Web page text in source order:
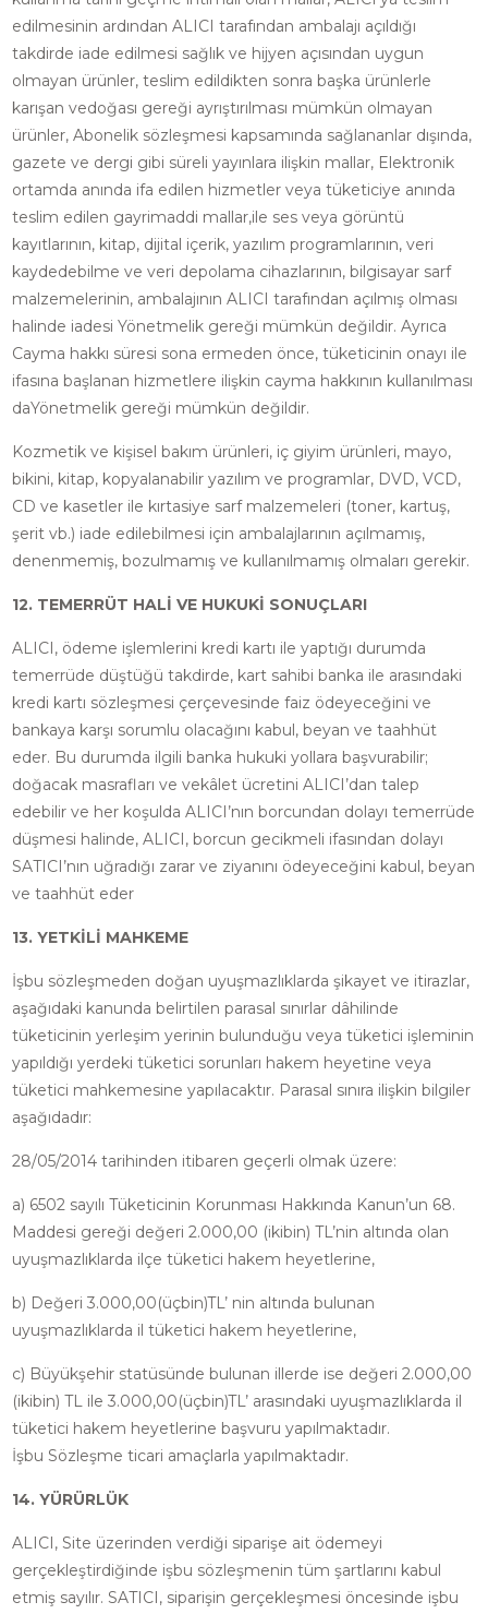
edilmesinin ardından ALICI tarafından ambalajı açıldığı
takdirde iade edilmesi sağlık ve hijyen açısından uygun
olmayan ürünler, teslim edildikten sonra başka ürünlerle
karışan vedoğası gereği ayrıştırılması mümkün olmayan
ürünler, Abonelik sözleşmesi kapsamında sağlananlar dışında,
gazete ve dergi gibi süreli yayınlara ilişkin mallar, Elektronik
ortamda anında ifa edilen hizmetler veya tüketiciye anında
teslim edilen gayrimaddi mallar,ile ses veya görüntü
kayıtlarının, kitap, dijital içerik, yazılım programlarının, veri
kaydedebilme ve veri depolama cihazlarının, bilgisayar sarf
malzemelerinin, ambalajının ALICI tarafından açılmış olması
halinde iadesi Yönetmelik gereği mümkün değildir. Ayrıca
Cayma hakkı süresi sona ermeden önce, tüketicinin onayı ile
ifasına başlanan hizmetlere ilişkin cayma hakkının kullanılması
daYönetmelik gereği mümkün değildir.
Kozmetik ve kişisel bakım ürünleri, iç giyim ürünleri, mayo,
bikini, kitap, kopyalanabilir yazılım ve programlar, DVD, VCD,
CD ve kasetler ile kırtasiye sarf malzemeleri (toner, kartuş,
şerit vb.) iade edilebilmesi için ambalajlarının açılmamış,
denenmemiş, bozulmamış ve kullanılmamış olmaları gerekir.
12. TEMERRÜT HALİ VE HUKUKİ SONUÇLARI
ALICI, ödeme işlemlerini kredi kartı ile yaptığı durumda
temerrüde düştüğü takdirde, kart sahibi banka ile arasındaki
kredi kartı sözleşmesi çerçevesinde faiz ödeyeceğini ve
bankaya karşı sorumlu olacağını kabul, beyan ve taahhüt
eder. Bu durumda ilgili banka hukuki yollara başvurabilir;
doğacak masrafları ve vekâlet ücretini ALICI’dan talep
edebilir ve her koşulda ALICI’nın borcundan dolayı temerrüde
düşmesi halinde, ALICI, borcun gecikmeli ifasından dolayı
SATICI’nın uğradığı zarar ve ziyanını ödeyeceğini kabul, beyan
ve taahhüt eder
13. YETKİLİ MAHKEME
İşbu sözleşmeden doğan uyuşmazlıklarda şikayet ve itirazlar,
aşağıdaki kanunda belirtilen parasal sınırlar dâhilinde
tüketicinin yerleşim yerinin bulunduğu veya tüketici işleminin
yapıldığı yerdeki tüketici sorunları hakem heyetine veya
tüketici mahkemesine yapılacaktır. Parasal sınıra ilişkin bilgiler
aşağıdadır:
28/05/2014 tarihinden itibaren geçerli olmak üzere:
a) 6502 sayılı Tüketicinin Korunması Hakkında Kanun’un 68.
Maddesi gereği değeri 2.000,00 (ikibin) TL’nin altında olan
uyuşmazlıklarda ilçe tüketici hakem heyetlerine,
b) Değeri 3.000,00(üçbin)TL’ nin altında bulunan
uyuşmazlıklarda il tüketici hakem heyetlerine,
c) Büyükşehir statüsünde bulunan illerde ise değeri 2.000,00
(ikibin) TL ile 3.000,00(üçbin)TL’ arasındaki uyuşmazlıklarda il
tüketici hakem heyetlerine başvuru yapılmaktadır.
İşbu Sözleşme ticari amaçlarla yapılmaktadır.
14. YÜRÜRLÜK
ALICI, Site üzerinden verdiği siparişe ait ödemeyi
gerçekleştirdiğinde işbu sözleşmenin tüm şartlarını kabul
etmiş sayılır. SATICI, siparişin gerçekleşmesi öncesinde işbu